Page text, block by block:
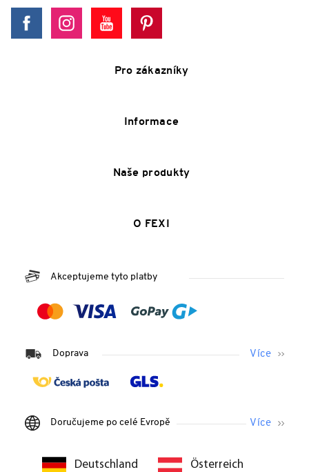
Pro zákazníky
Informace
Naše produkty
O FEXI
Akceptujeme tyto platby
Doprava
Doručujeme po celé Evropě
Deutschland Österreich